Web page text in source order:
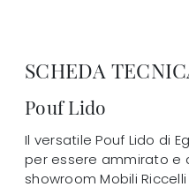
SCHEDA
Pouf Lido
Il versatile Pouf Lido di
per essere ammirato e
showroom Mobili